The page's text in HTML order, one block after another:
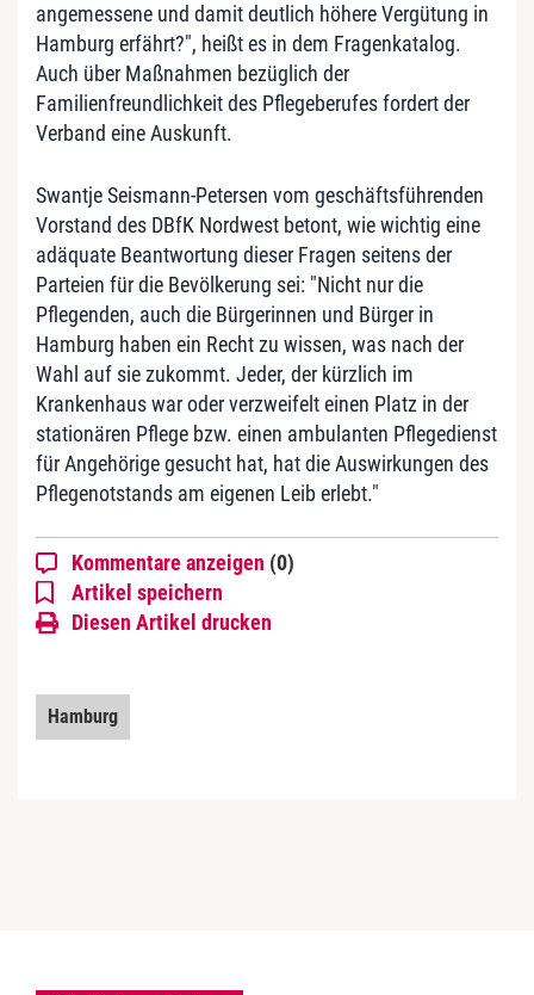
angemessene und damit deutlich höhere Vergütung in
Hamburg erfährt?", heißt es in dem Fragenkatalog.
Auch über Maßnahmen bezüglich der
Familienfreundlichkeit des Pflegeberufes fordert der
Verband eine Auskunft.
Swantje Seismann-Petersen vom geschäftsführenden
Vorstand des DBfK Nordwest betont, wie wichtig eine
adäquate Beantwortung dieser Fragen seitens der
Parteien für die Bevölkerung sei: "Nicht nur die
Pflegenden, auch die Bürgerinnen und Bürger in
Hamburg haben ein Recht zu wissen, was nach der
Wahl auf sie zukommt. Jeder, der kürzlich im
Krankenhaus war oder verzweifelt einen Platz in der
stationären Pflege bzw. einen ambulanten Pflegedienst
für Angehörige gesucht hat, hat die Auswirkungen des
Pflegenotstands am eigenen Leib erlebt."
Kommentare anzeigen (0)
Artikel speichern
Diesen Artikel drucken
Hamburg